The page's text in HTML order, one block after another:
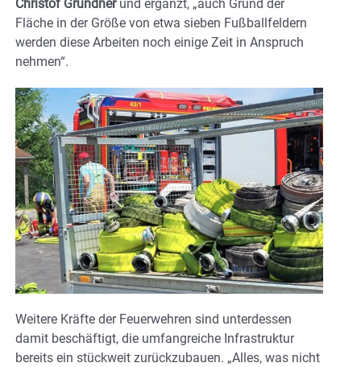
Christof Grundnerund ergänzt, „auch Grund der
Fläche in der Größe von etwa sieben Fußballfeldern
werden diese Arbeiten noch einige Zeit in Anspruch
nehmen“.
Weitere Kräfte der Feuerwehren sind unterdessen
damit beschäftigt, die umfangreiche Infrastruktur
bereits ein stückweit zurückzubauen. „Alles, was nicht